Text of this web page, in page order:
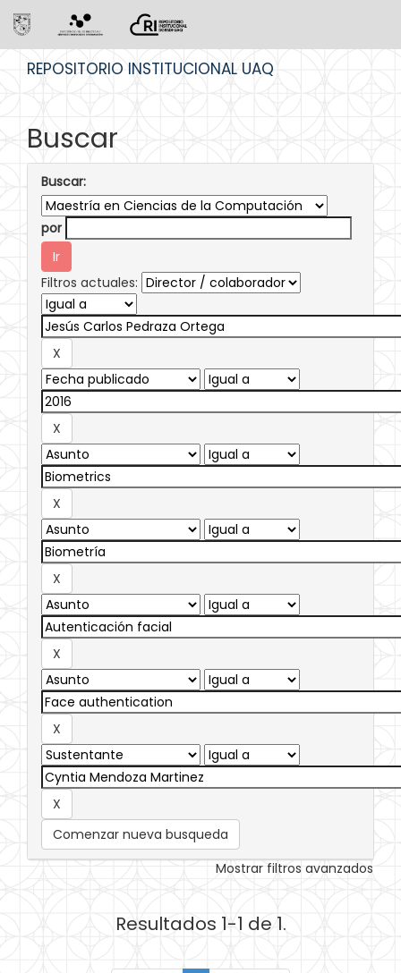
REPOSITORIO INSTITUCIONAL UAQ
Buscar
Buscar:
por
Filtros actuales:
Comenzar nueva busqueda
Mostrar filtros avanzados
Resultados 1-1 de 1.